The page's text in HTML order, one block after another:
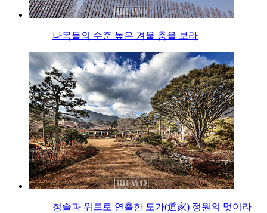
나목들의 수준 높은 겨울 춤을 보라
청솔과 위트로 연출한 도가(道家) 정원의 멋이라